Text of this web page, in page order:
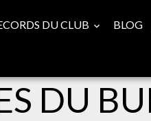
DU CLUB BLOG
DU